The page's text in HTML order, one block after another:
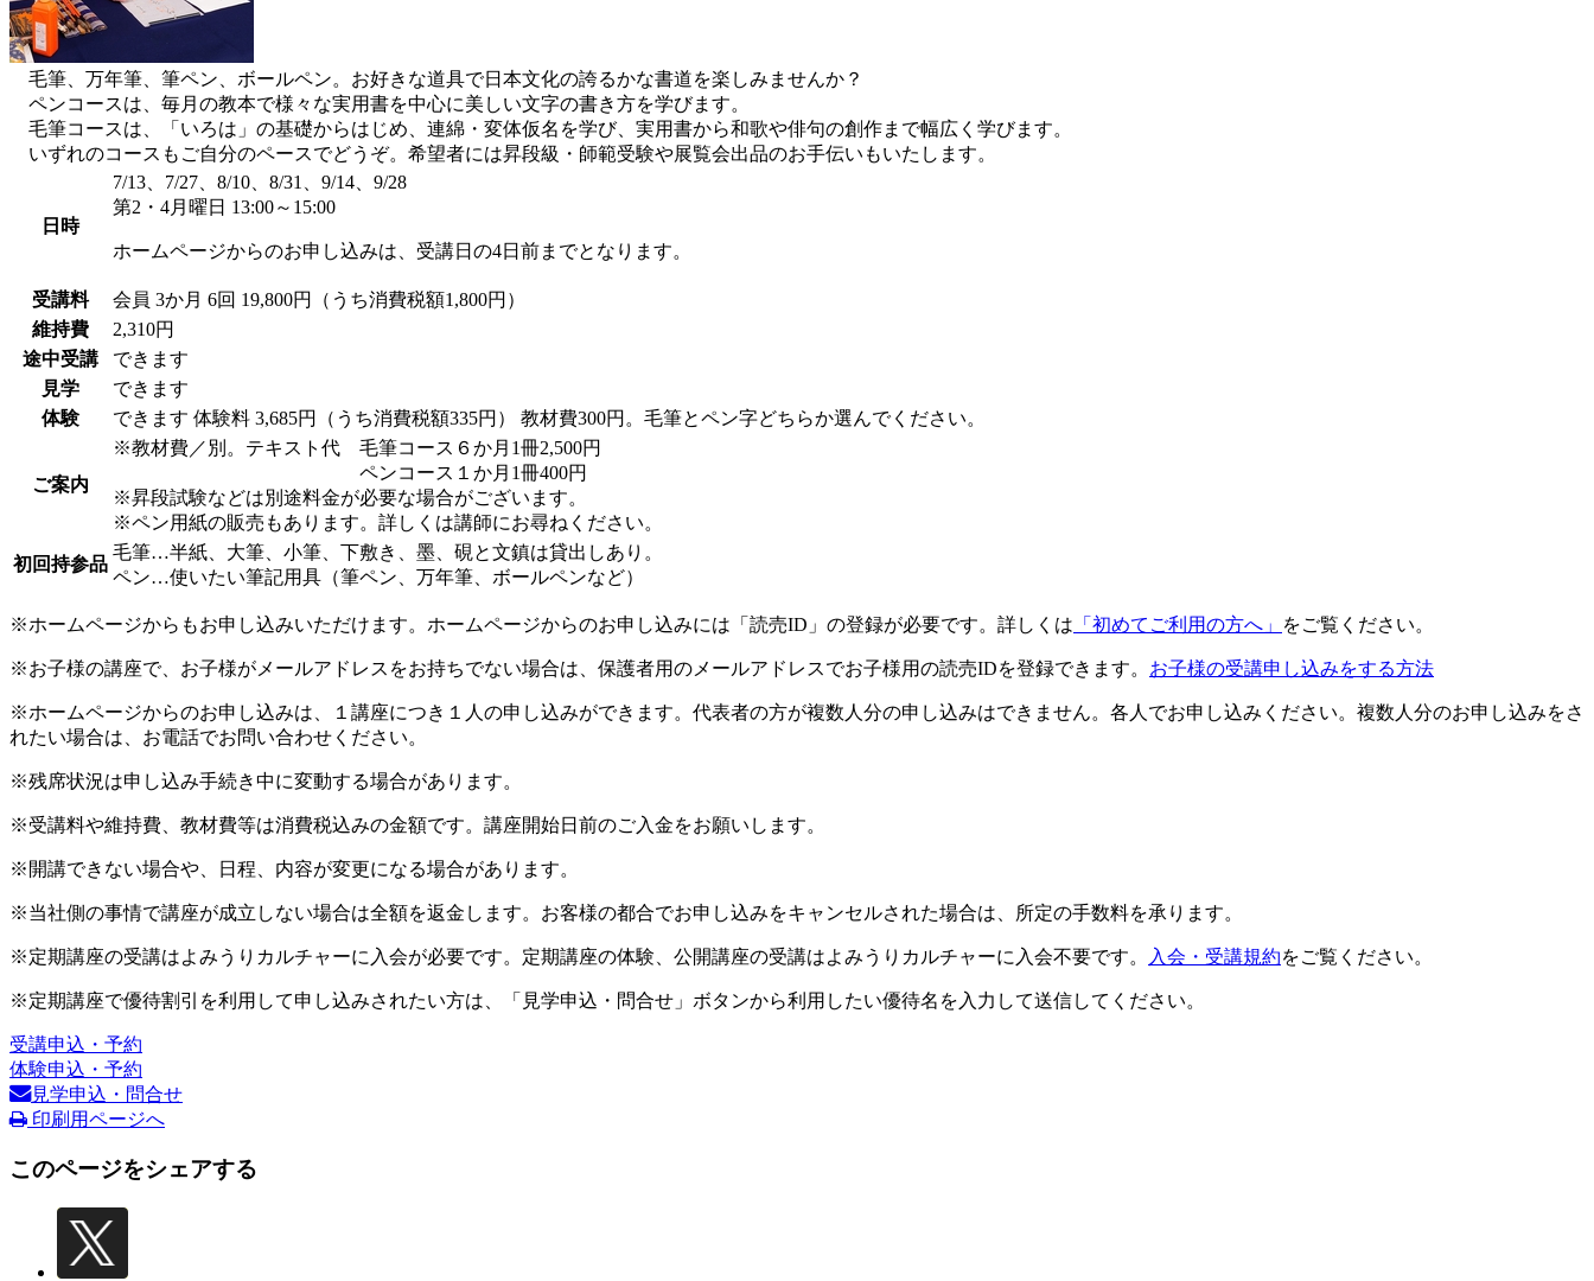
毛筆、万年筆、筆ペン、ボールペン。お好きな道具で日本文化の誇るかな書道を楽しみませんか？
ペンコースは、毎月の教本で様々な実用書を中心に美しい文字の書き方を学びます。
毛筆コースは、「いろは」の基礎からはじめ、連綿・変体仮名を学び、実用書から和歌や俳句の創作まで幅広く学びます。
いずれのコースもご自分のペースでどうぞ。希望者には昇段級・師範受験や展覧会出品のお手伝いもいたします。
日時
7/13、7/27、8/10、8/31、9/14、9/28
第2・4月曜日 13:00～15:00
ホームページからのお申し込みは、受講日の4日前までとなります。
受講料 会員 3か月 6回 19,800円（うち消費税額1,800円）
維持費
2,310円
途中受講
できます
見学
できます
体験
できます 体験料 3,685円（うち消費税額335円） 教材費300円。毛筆とペン字どちらか選んでください。
ご案内
※教材費／別。テキスト代 毛筆コース６か月1冊2,500円
ペンコース１か月1冊400円
※昇段試験などは別途料金が必要な場合がございます。
※ペン用紙の販売もあります。詳しくは講師にお尋ねください。
初回持参品
毛筆…半紙、大筆、小筆、下敷き、墨、硯と文鎮は貸出しあり。
ペン…使いたい筆記用具（筆ペン、万年筆、ボールペンなど）
※ホームページからもお申し込みいただけます。ホームページからのお申し込みには「読売ID」の登録が必要です。詳しくは 「初めてご利用の方へ」 をご覧ください。
※お子様の講座で、お子様がメールアドレスをお持ちでない場合は、保護者用のメールアドレスでお子様用の読売IDを登録できます。 お子様の受講申し込みをする方法
※ホームページからのお申し込みは、１講座につき１人の申し込みができます。代表者の方が複数人分の申し込みはできません。各人でお申し込みください。複数人分のお申し込みをさ
れたい場合は、お電話でお問い合わせください。
※残席状況は申し込み手続き中に変動する場合があります。
※受講料や維持費、教材費等は消費税込みの金額です。講座開始日前のご入金をお願いします。
※開講できない場合や、日程、内容が変更になる場合があります。
※当社側の事情で講座が成立しない場合は全額を返金します。お客様の都合でお申し込みをキャンセルされた場合は、所定の手数料を承ります。
※定期講座の受講はよみうりカルチャーに入会が必要です。定期講座の体験、公開講座の受講はよみうりカルチャーに入会不要です。 入会・受講規約をご覧ください。
※定期講座で優待割引を利用して申し込みされたい方は、「見学申込・問合せ」ボタンから利用したい優待名を入力して送信してください。
受講申込・予約
体験申込・予約
見学申込・問合せ
印刷用ページへ
このページをシェアする